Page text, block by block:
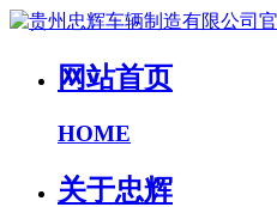
网站首页
HOME
关于忠辉